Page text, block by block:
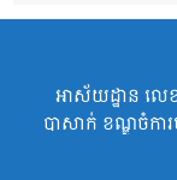
អាស័យដ្ឋាន លេខ
បាសាក់ ខណ្ឌចំកា